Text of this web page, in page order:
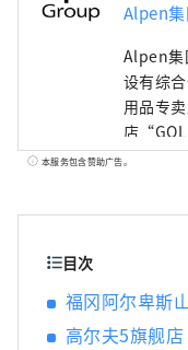
Alpen
Alpen集
设有综
用品专
店
品。作
本服务包含赞助广告。
目次
福冈阿尔卑斯
高尔夫5旗舰店